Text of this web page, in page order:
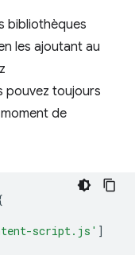
bibliothèques
les ajoutant au
pouvez toujours
de
script.js' ]